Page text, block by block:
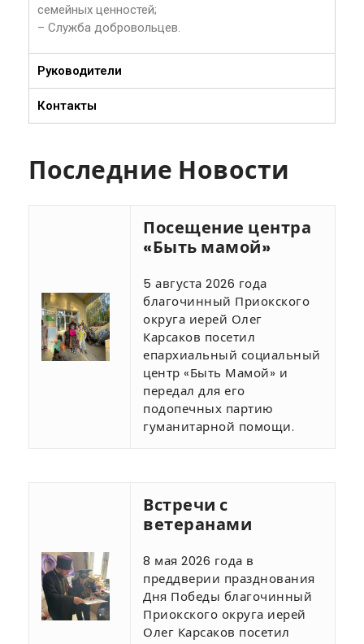
семейных ценностей;
– Служба добровольцев.
Руководители
Контакты
Последние Новости
Посещение центра
«Быть мамой»
5 августа 2026 года
благочинный Приокского
округа иерей Олег
Карсаков посетил
епархиальный социальный
центр «Быть Мамой» и
передал для его
подопечных партию
гуманитарной помощи.
Встречи с
ветеранами
8 мая 2026 года в
преддверии празднования
Дня Победы благочинный
Приокского округа иерей
Олег Карсаков посетил